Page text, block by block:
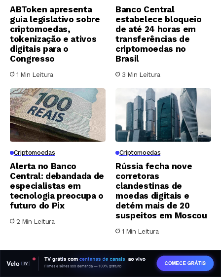
ABToken apresenta
guia legislativo sobre
criptomoedas,
tokenização e ativos
digitais para o
Congresso
1 Min Leitura
Banco Central
estabelece bloqueio
de até 24 horas em
transferências de
criptomoedas no
Brasil
3 Min Leitura
Criptomoedas
Alerta no Banco
Central: debandada de
especialistas em
tecnologia preocupa o
futuro do Pix
2 Min Leitura
Criptomoedas
Rússia fecha nove
corretoras
clandestinas de
moedas digitais e
detém mais de 20
suspeitos em Moscou
1 Min Leitura